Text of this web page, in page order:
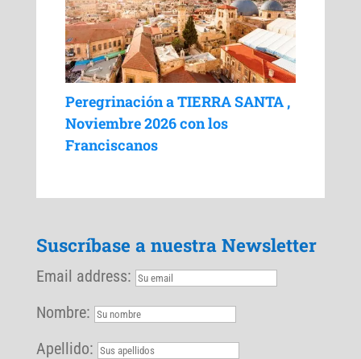
Peregrinación a TIERRA SANTA ,
Noviembre 2026 con los
Franciscanos
Suscríbase a nuestra Newsletter
Email address:
Nombre:
Apellido: